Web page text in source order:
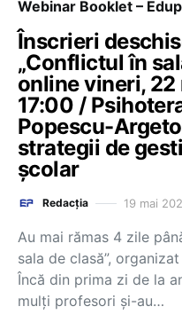
Webinar Booklet –
Înscrieri
„Conflictul în
online vineri, 22
17:00 /
Popescu-
strategii de
școlar
Redacția 19 mai
Au mai rămas 4 zile
sala de clasă”,
Încă din prima zi de la
mulți profesori și-au…